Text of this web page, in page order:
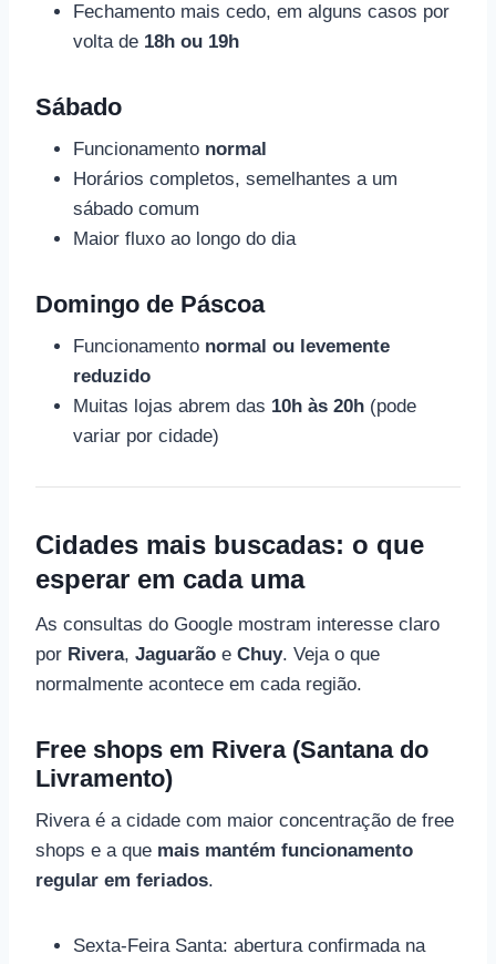
Fechamento mais cedo, em alguns casos por
volta de 18h ou 19h
Sábado
Funcionamento normal
Horários completos, semelhantes a um
sábado comum
Maior fluxo ao longo do dia
Domingo de Páscoa
Funcionamento normal ou levemente
reduzido
Muitas lojas abrem das 10h às 20h (pode
variar por cidade)
Cidades mais buscadas: o que
esperar em cada uma
As consultas do Google mostram interesse claro
por Rivera, Jaguarão e Chuy. Veja o que
normalmente acontece em cada região.
Free shops em Rivera (Santana do
Livramento)
Rivera é a cidade com maior concentração de free
shops e a que mais mantém funcionamento
regular em feriados.
Sexta-Feira Santa: abertura confirmada na